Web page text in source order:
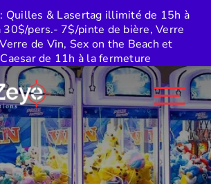
Quilles & Lasertag illimité de 15h à
30$/pers.- 7$/pinte de bière, Verre
de Vin, Sex on the Beach et
de 11h à la fermeture